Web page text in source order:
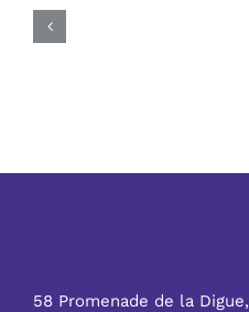
58 Promenade de la Digue,